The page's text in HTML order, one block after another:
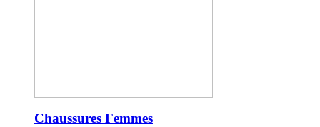
Chaussures Femmes